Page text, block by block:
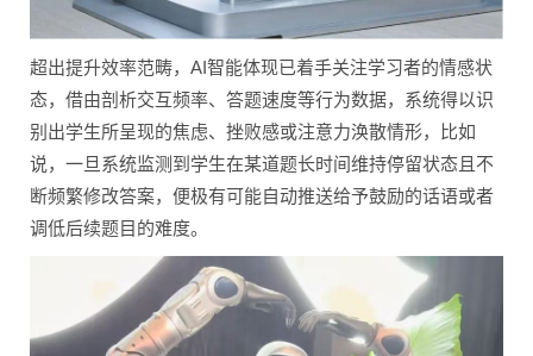
超出提升效率范畴，AI智能体现已着手关注学习者的情感状
态，借由剖析交互频率、答题速度等行为数据，系统得以识
别出学生所呈现的焦虑、挫败感或注意力涣散情形，比如
说，一旦系统监测到学生在某道题长时间维持停留状态且不
断频繁修改答案，便极有可能自动推送给予鼓励的话语或者
调低后续题目的难度。